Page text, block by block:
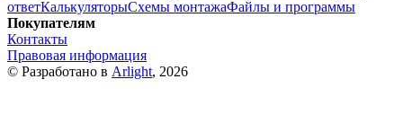
ответКалькуляторыСхемы монтажаФайлы и программы
Покупателям
Контакты
Правовая информация
© Разработано в Arlight, 2026